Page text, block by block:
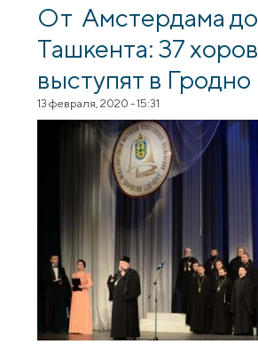
От Амстердама до
Ташкента: 37 хоров
выступят в Гродно
13 февраля, 2020 - 15:31